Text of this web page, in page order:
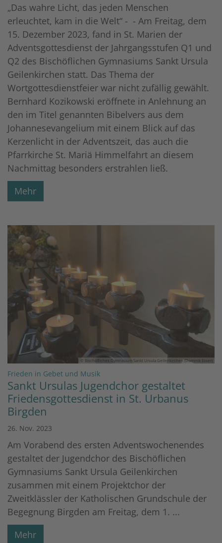
„Das wahre Licht, das jeden Menschen
erleuchtet, kam in die Welt“ - - Am Freitag, dem
15. Dezember 2023, fand in St. Marien der
Adventsgottesdienst der Jahrgangsstufen Q1 und
Q2 des Bischöflichen Gymnasiums Sankt Ursula
Geilenkirchen statt. Das Thema der
Wortgottesdienstfeier war nicht zufällig gewählt.
Bernhard Kozikowski eröffnete in Anlehnung an
den im Titel genannten Bibelvers aus dem
Johannesevangelium mit einem Blick auf das
Kerzenlicht in der Adventszeit, das auch die
Pfarrkirche St. Mariä Himmelfahrt an diesem
Nachmittag besonders erstrahlen ließ.
Mehr
© Bischöfliches Gymnasium Sankt Ursula Geilenkirchen (Dominik Esser)
Frieden in Gebet und Musik:
Sankt Ursulas Jugendchor gestaltet
Friedensgottesdienst in St. Urbanus
Birgden
26. Nov. 2023
Am Vorabend des ersten Adventswochenendes
gestaltet der Jugendchor des Bischöflichen
Gymnasiums Sankt Ursula Geilenkirchen
zusammen mit einem Projektchor der
Zweitklässler der Katholischen Grundschule der
Begegnung Birgden am Freitag, dem 1. ...
Mehr